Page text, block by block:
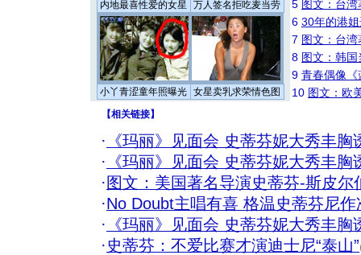
内地最喜性爱的女星 万人签名拒吃麦当劳
小丫青涩童年照曝光 女星卖乳求荣情色图
5 图文：台
6 30年的港
7 图文：台
8 图文：韩
9 青春偶像《
10 图文：欧
【相关链接】
· 《玛丽》见面会 史蒂芬妮大秀丰胸
· 《玛丽》见面会 史蒂芬妮大秀丰胸
· 图文：美国著名导演史蒂芬-斯皮尔
·No Doubt主唱有喜 格温史蒂芬尼
· 《玛丽》见面会 史蒂芬妮大秀丰胸
·史蒂芬：不爱比赛才演迪士尼“泰山”